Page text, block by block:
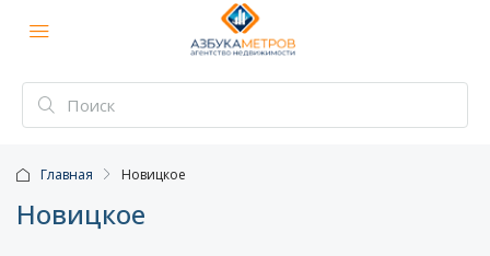
Главная Новицкое
Новицкое